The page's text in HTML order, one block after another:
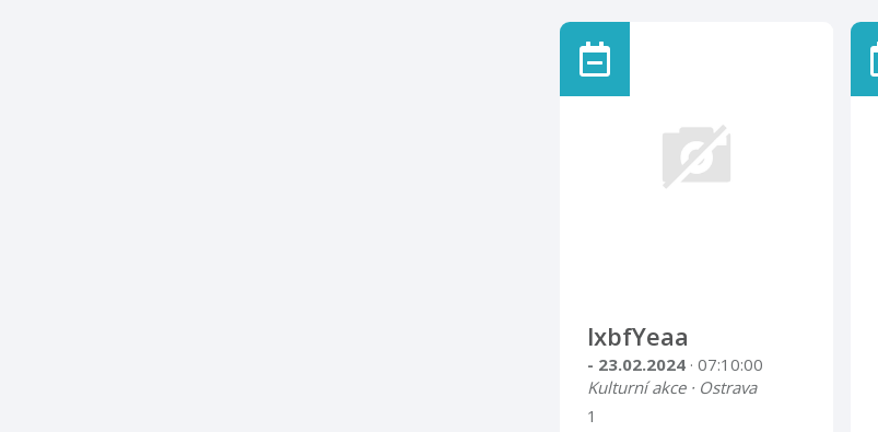
lxbfYeaa
- 23.02.2024 · 07:10:00
Kulturní akce · Ostrava
1